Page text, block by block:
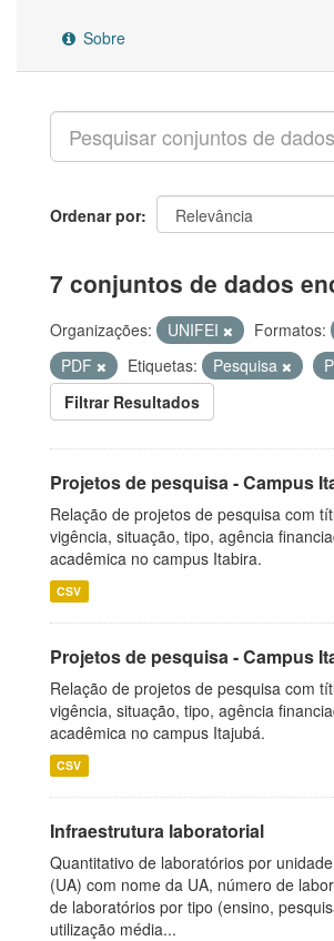
Sobre
Ordenar por
7 conjuntos de dados
Organizações: UNIFEI Formatos:
PDF
Etiquetas: Pesquisa
Filtrar Resultados
Projetos de pesquisa - Campus
Relação de projetos de pesquisa com
vigência, situação, tipo, agência
acadêmica no campus Itabira.
CSV
Projetos de pesquisa - Campus
Relação de projetos de pesquisa com
vigência, situação, tipo, agência
acadêmica no campus Itajubá.
CSV
Infraestrutura laboratorial
Quantitativo de laboratórios por
(UA) com nome da UA, número de
de laboratórios por tipo (ensino,
utilização média...